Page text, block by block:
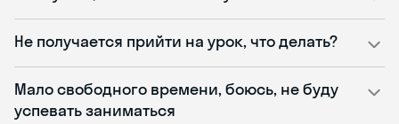
Не получается прийти на урок, что делать?
Мало свободного времени, боюсь, не буду
успевать заниматься